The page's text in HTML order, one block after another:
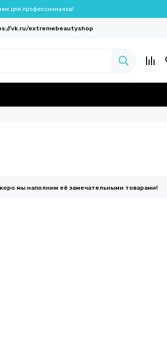
для профессионалов!
vk.ru/extremebeautyshop
мы наполним её замечательными товарами!